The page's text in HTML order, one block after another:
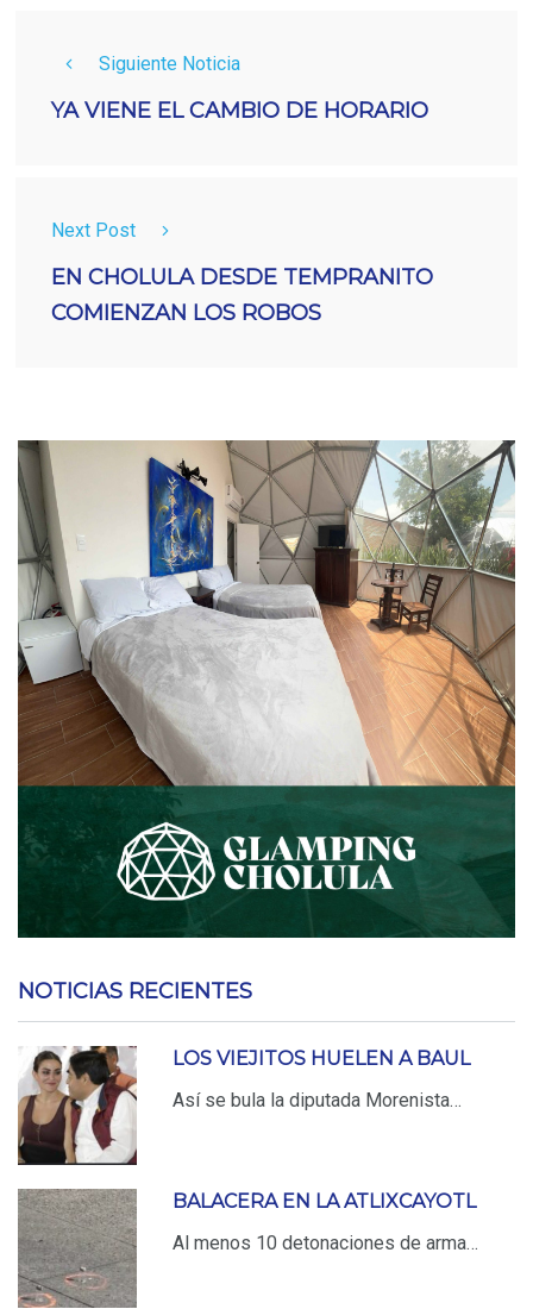
Siguiente Noticia
YA VIENE EL CAMBIO DE HORARIO
Next Post
EN CHOLULA DESDE TEMPRANITO
COMIENZAN LOS ROBOS
NOTICIAS RECIENTES
LOS VIEJITOS HUELEN A BAUL
Así se bula la diputada Morenista…
BALACERA EN LA ATLIXCAYOTL
Al menos 10 detonaciones de arma…